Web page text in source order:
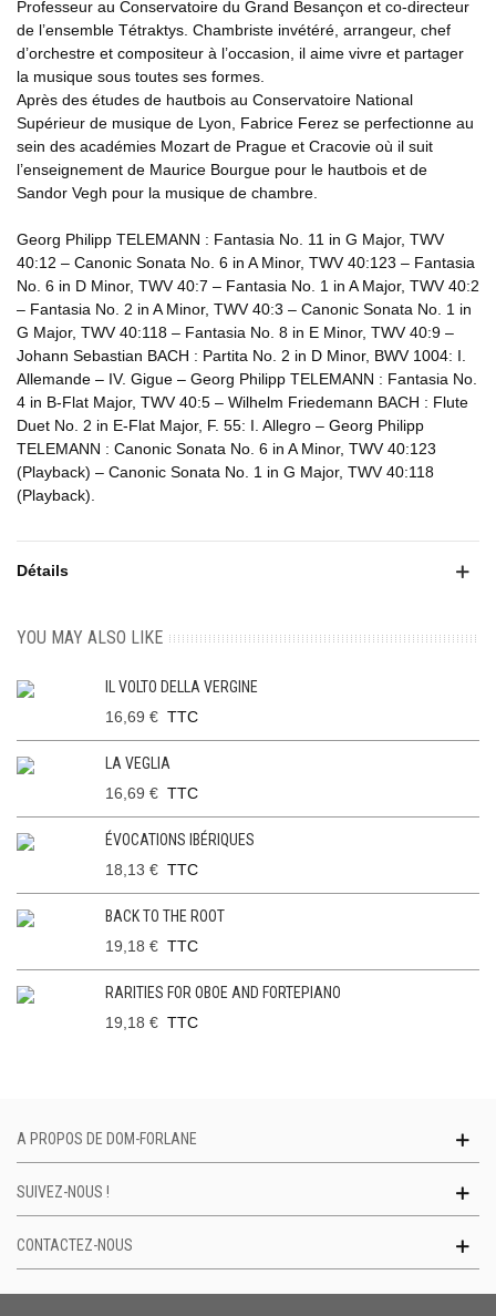
Professeur au Conservatoire du Grand Besançon et co-directeur
de l’ensemble Tétraktys. Chambriste invétéré, arrangeur, chef
d’orchestre et compositeur à l’occasion, il aime vivre et partager
la musique sous toutes ses formes.
Après des études de hautbois au Conservatoire National
Supérieur de musique de Lyon, Fabrice Ferez se perfectionne au
sein des académies Mozart de Prague et Cracovie où il suit
l’enseignement de Maurice Bourgue pour le hautbois et de
Sandor Vegh pour la musique de chambre.
Georg Philipp TELEMANN : Fantasia No. 11 in G Major, TWV
40:12 – Canonic Sonata No. 6 in A Minor, TWV 40:123 – Fantasia
No. 6 in D Minor, TWV 40:7 – Fantasia No. 1 in A Major, TWV 40:2
– Fantasia No. 2 in A Minor, TWV 40:3 – Canonic Sonata No. 1 in
G Major, TWV 40:118 – Fantasia No. 8 in E Minor, TWV 40:9 –
Johann Sebastian BACH : Partita No. 2 in D Minor, BWV 1004: I.
Allemande – IV. Gigue – Georg Philipp TELEMANN : Fantasia No.
4 in B-Flat Major, TWV 40:5 – Wilhelm Friedemann BACH : Flute
Duet No. 2 in E-Flat Major, F. 55: I. Allegro – Georg Philipp
TELEMANN : Canonic Sonata No. 6 in A Minor, TWV 40:123
(Playback) – Canonic Sonata No. 1 in G Major, TWV 40:118
(Playback).
Détails
YOU MAY ALSO LIKE
IL VOLTO DELLA VERGINE
16,69 € TTC
LA VEGLIA
16,69 € TTC
ÉVOCATIONS IBÉRIQUES
18,13 € TTC
BACK TO THE ROOT
19,18 € TTC
RARITIES FOR OBOE AND FORTEPIANO
19,18 € TTC
A PROPOS DE DOM-FORLANE
SUIVEZ-NOUS !
CONTACTEZ-NOUS